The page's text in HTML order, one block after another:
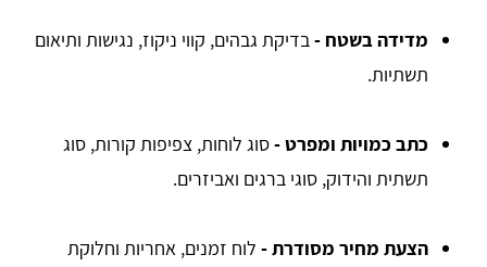
מדידה בשטח -בדיקת גבהים, קווי ניקוז, נגישות ותיאום
תשתיות.
כתב כמויות ומפרט -סוג לוחות, צפיפות קורות, סוג
תשתית והידוק, סוגי ברגים ואביזרים.
הצעת מחיר מסודרת - לוח זמנים, אחריות וחלוקת